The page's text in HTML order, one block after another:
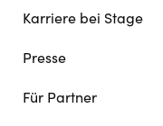
Karriere bei Stage
Presse
Für Partner